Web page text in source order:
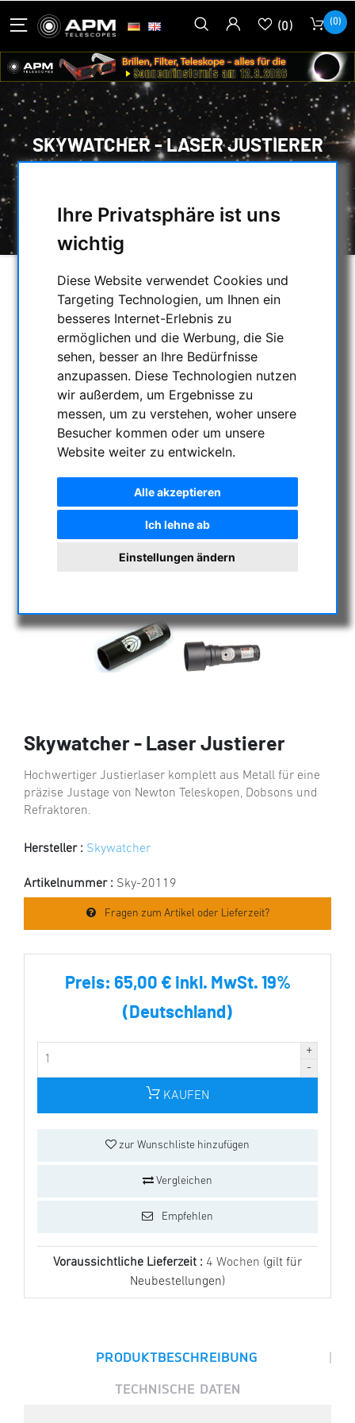
Ihre Privatsphäre ist uns
wichtig
Diese Website verwendet Cookies und
Targeting Technologien, um Ihnen ein
besseres Internet-Erlebnis zu
ermöglichen und die Werbung, die Sie
sehen, besser an Ihre Bedürfnisse
anzupassen. Diese Technologien nutzen
wir außerdem, um Ergebnisse zu
messen, um zu verstehen, woher unsere
Besucher kommen oder um unsere
Website weiter zu entwickeln.
Alle akzeptieren
Ich lehne ab
Einstellungen ändern
(0) (0)
SKYWATCHER - LASER JUSTIERER
SKYWATCHER - LASER JUSTIERER
Skywatcher - Laser Justierer
Hochwertiger Justierlaser komplett aus Metall für eine
präzise Justage von Newton Teleskopen, Dobsons und
Refraktoren.
Hersteller : Skywatcher
Artikelnummer : Sky-20119
Fragen zum Artikel oder Lieferzeit?
Preis: 65,00 € inkl. MwSt. 19%
(Deutschland)
KAUFEN
zur Wunschliste hinzufügen
Vergleichen
Empfehlen
Voraussichtliche Lieferzeit : 4 Wochen (gilt für
Neubestellungen)
PRODUKTBESCHREIBUNG |
TECHNISCHE DATEN